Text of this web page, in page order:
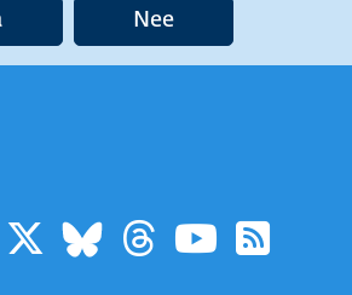
Nee
de pagina van
naar de pagina
Ga naar de
Ga naar de
Ga naar de
Ga naar
Ga